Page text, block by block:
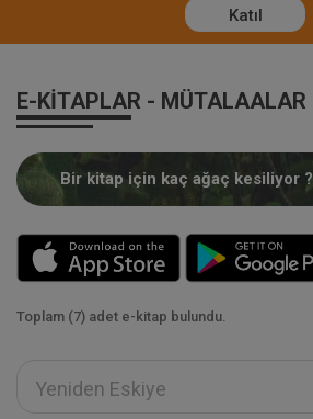
Katıl
E-KITAPLAR - MÜTALAALAR
Bir kitap için kaç ağaç kesiliyor ?
Toplam (7) adet e-kitap bulundu.
Yeniden Eskiye